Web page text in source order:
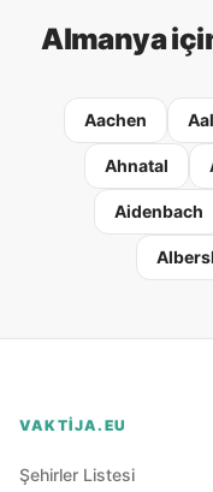
Almanya
Aachen
Ahnatal
Aidenbach
VAKTIJA.EU
Şehirler Listesi